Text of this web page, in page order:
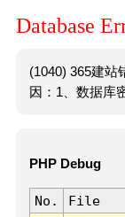
Database
(1040) 365建站
因：1、数据库
PHP Debug
No. File